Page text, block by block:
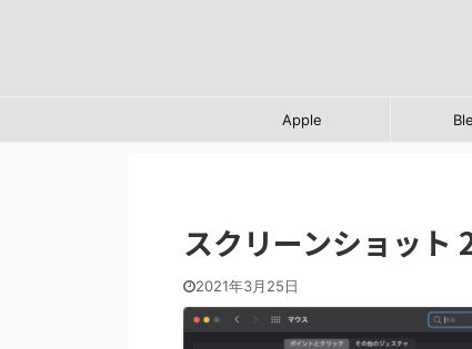
Apple
スクリーンショッ
2021年3月25日